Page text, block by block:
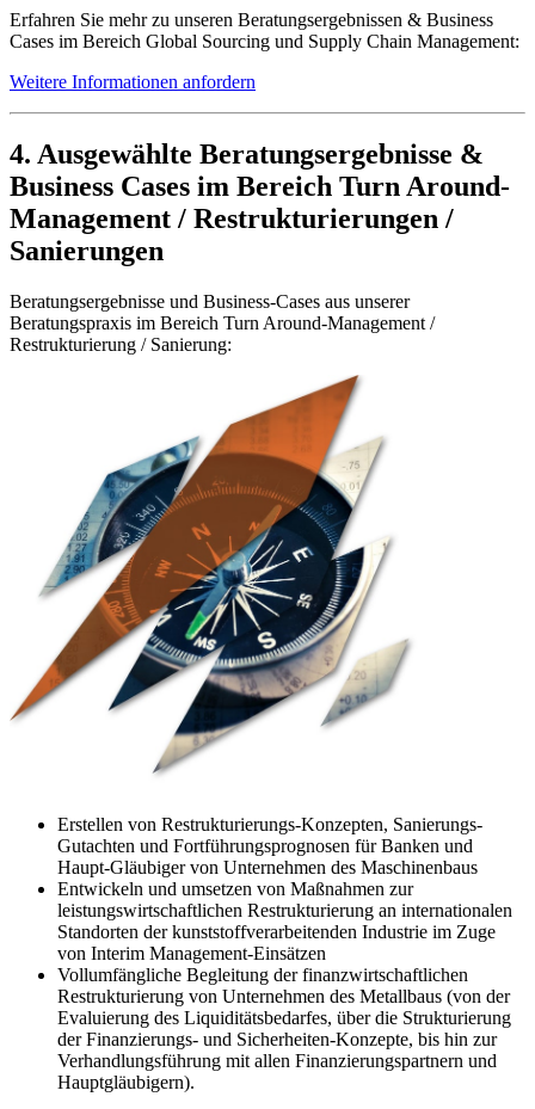
Erfahren Sie mehr zu unseren Beratungsergebnissen & Business
Cases im Bereich Global Sourcing und Supply Chain Management:
Weitere Informationen anfordern
4. Ausgewählte Beratungsergebnisse &
Business Cases im Bereich Turn Around-
Management / Restrukturierungen /
Sanierungen
Beratungsergebnisse und Business-Cases aus unserer
Beratungspraxis im Bereich Turn Around-Management /
Restrukturierung / Sanierung:
Erstellen von Restrukturierungs-Konzepten, Sanierungs-
Gutachten und Fortführungsprognosen für Banken und
Haupt-Gläubiger von Unternehmen des Maschinenbaus
Entwickeln und umsetzen von Maßnahmen zur
leistungswirtschaftlichen Restrukturierung an internationalen
Standorten der kunststoffverarbeitenden Industrie im Zuge
von Interim Management-Einsätzen
Vollumfängliche Begleitung der finanzwirtschaftlichen
Restrukturierung von Unternehmen des Metallbaus (von der
Evaluierung des Liquiditätsbedarfes, über die Strukturierung
der Finanzierungs- und Sicherheiten-Konzepte, bis hin zur
Verhandlungsführung mit allen Finanzierungspartnern und
Hauptgläubigern).